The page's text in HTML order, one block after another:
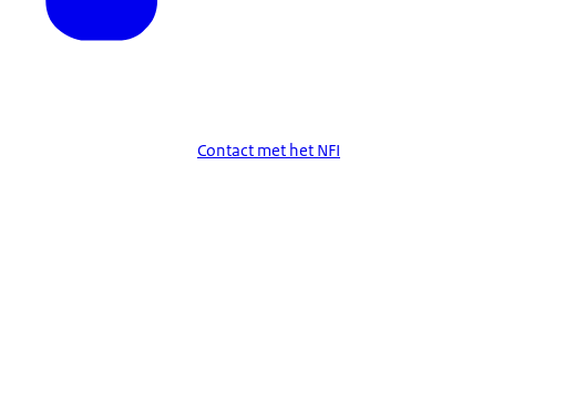
Contact met het NFI